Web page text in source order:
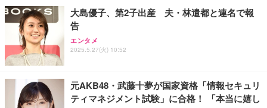
大島優子、第2子出産 夫・林遣都と連名で報
告
エンタメ
2025.5.27(火) 10:52
元AKB48・武藤十夢が国家資格「情報セキュリ
ティマネジメント試験」に合格！ 「本当に嬉し